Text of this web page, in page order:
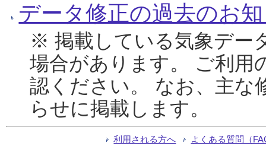
データ修正の過去のお
※ 掲載している気象デー
場合があります。 ご利用
認ください。 なお、主な
らせに掲載します。
利用される方へ よくある質問（